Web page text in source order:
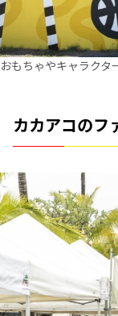
おもちゃやキャラクタ
カカアコのフ